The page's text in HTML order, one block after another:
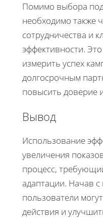
Помимо выбора
необходимо также
сотрудничества и
эффективности.
измерить успех
долгосрочным
повысить доверие
Вывод
Использование
увеличения
процесс,
адаптации. Начав
пользователи
действия и